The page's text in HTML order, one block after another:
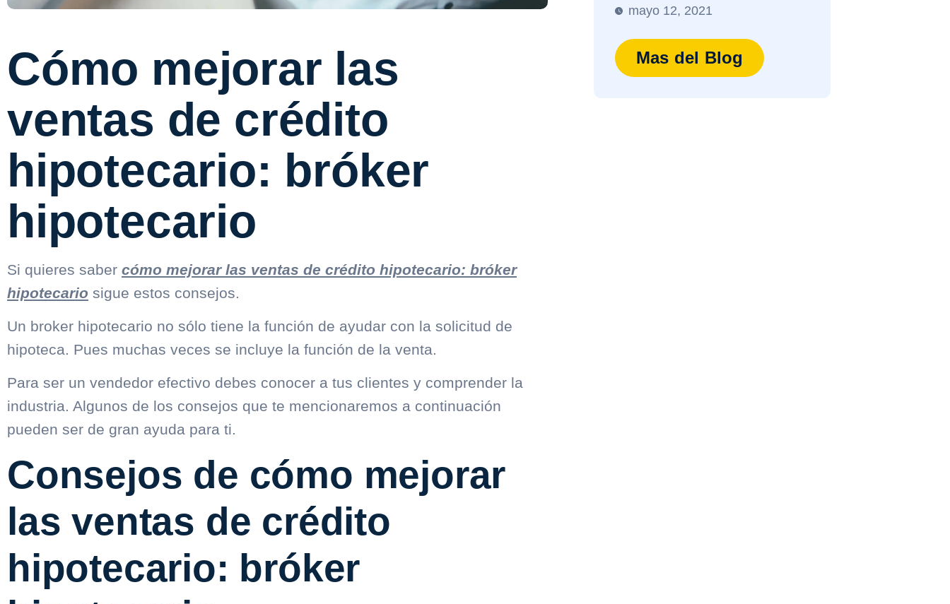
Cómo mejorar las
ventas de crédito
hipotecario: bróker
hipotecario
Si quieres saber cómo mejorar las ventas de crédito hipotecario: bróker
hipotecario sigue estos consejos.
Un broker hipotecario no sólo tiene la función de ayudar con la solicitud de
hipoteca. Pues muchas veces se incluye la función de la venta.
Para ser un vendedor efectivo debes conocer a tus clientes y comprender la
industria. Algunos de los consejos que te mencionaremos a continuación
pueden ser de gran ayuda para ti.
Consejos de cómo mejorar
las ventas de crédito
hipotecario: bróker
mayo 12, 2021
Mas del Blog